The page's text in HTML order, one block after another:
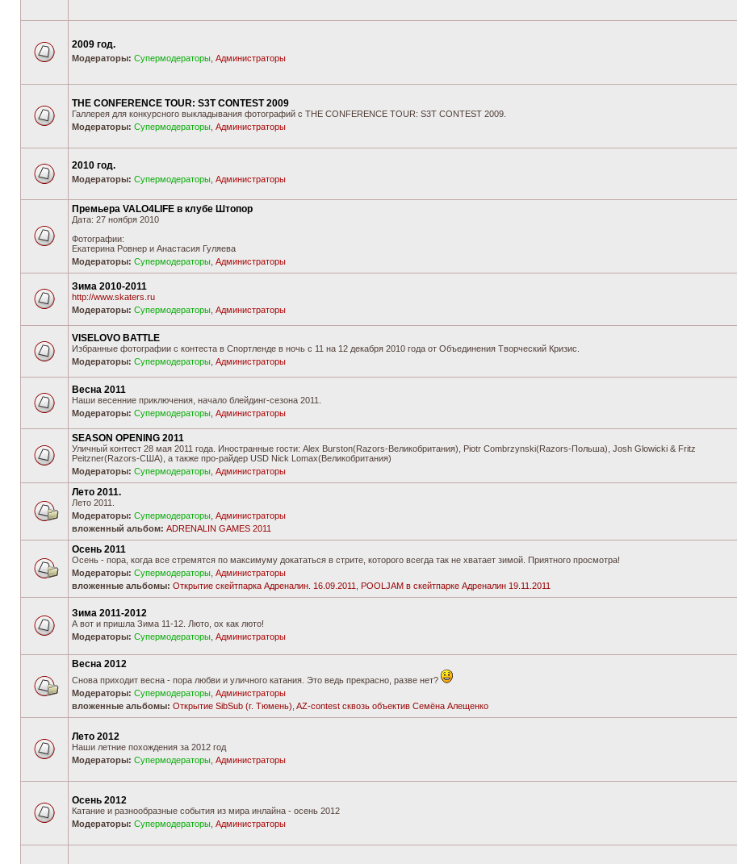
2009 год.
Модераторы: Супермодераторы Администраторы
THE CONFERENCE TOUR: S3T CONTEST 2009
Галлерея для конкурсного выкладывания фотографий с THE CONFERENCE TOUR: S3T CONTEST 2009.
Модераторы: Супермодераторы Администраторы
2010 год.
Модераторы: Супермодераторы Администраторы
Премьера VALO4LIFE в клубе Штопор
Дата: 27 ноября 2010
Фотографии:
Екатерина Ровнер и Анастасия Гуляева
Модераторы: Супермодераторы Администраторы
Зима 2010-2011
http://www.skaters.ru
Модераторы: Супермодераторы Администраторы
VISELOVO BATTLE
Избранные фотографии с контеста в Спортленде в ночь с 11 на 12 декабря 2010 года от Объединения Творческий Кризис.
Модераторы: Супермодераторы Администраторы
Весна 2011
Наши весенние приключения, начало блейдинг-сезона 2011.
Модераторы: Супермодераторы Администраторы
SEASON OPENING 2011
Уличный контест 28 мая 2011 года. Иностранные гости: Alex Burston(Razors-Великобритания), Piotr Combrzynski(Razors-Польша), Josh Glowicki & Fritz
Peitzner(Razors-США), а также про-райдер USD Nick Lomax(Великобритания)
Модераторы: Супермодераторы Администраторы
Лето 2011.
Лето 2011.
Модераторы: Супермодераторы Администраторы
вложенный альбом: ADRENALIN GAMES 2011
Осень 2011
Осень - пора, когда все стремятся по максимуму докататься в стрите, которого всегда так не хватает зимой. Приятного просмотра!
Модераторы: Супермодераторы Администраторы
вложенные альбомы: Открытие скейтпарка Адреналин. 16.09.2011 POOLJAM в скейтпарке Адреналин 19.11.2011
Зима 2011-2012
А вот и пришла Зима 11-12. Люто, ох как люто!
Модераторы: Супермодераторы Администраторы
Весна 2012
Снова приходит весна - пора любви и уличного катания. Это ведь прекрасно, разве нет?
Модераторы: Супермодераторы Администраторы
вложенные альбомы: Открытие SibSub (г. Тюмень) AZ-contest сквозь объектив Семёна Алещенко
Лето 2012
Наши летние похождения за 2012 год
Модераторы: Супермодераторы Администраторы
Осень 2012
Катание и разнообразные события из мира инлайна - осень 2012
Модераторы: Супермодераторы Администраторы